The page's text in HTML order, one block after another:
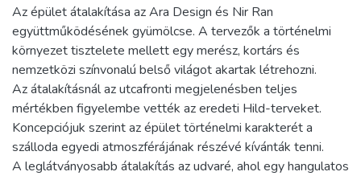
Az épület átalakítása az Ara Design és Nir Ran
együttműködésének gyümölcse. A tervezők a történelmi
környezet tisztelete mellett egy merész, kortárs és
nemzetközi színvonalú belső világot akartak létrehozni.
Az átalakításnál az utcafronti megjelenésben teljes
mértékben figyelembe vették az eredeti Hild-terveket.
Koncepciójuk szerint az épület történelmi karakterét a
szálloda egyedi atmoszférájának részévé kívánták tenni.
A leglátványosabb átalakítás az udvaré, ahol egy hangulatos